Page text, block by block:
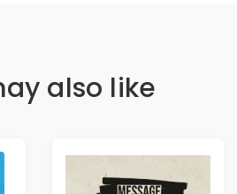
also like